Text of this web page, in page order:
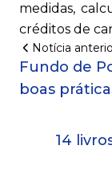
medidas,
créditos de
Notícia
Fundo de
boas
14